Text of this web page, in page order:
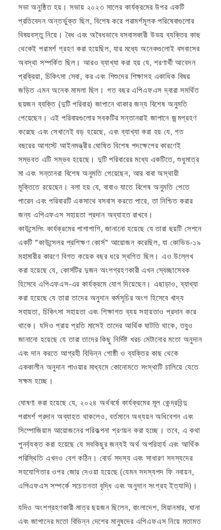
সভা অনুষ্ঠিত হয়। সভায় ২০২৩ সালের কার্যক্রমের উপর একটি
প্রতিবেদন অন্তর্ভুক্ত ছিল, বিশেষ করে পরামর্শমূলক পরিষেবাগুলোর
বিষয়বস্তু নিয়ে। বৈধ এবং অবৈধভাবে বসবাসকারী উভয় ব্যক্তির কাছ
থেকেই পরামর্শ গ্রহণ করা হয়েছিল, যার মধ্যে অনেকগুলোই বসবাসের
অবস্থা সম্পর্কিত ছিল। আরও ব্যাখ্যা করা হয় যে, শরণার্থী আবেদন
প্রক্রিয়া, চিকিৎসা সেবা, কর এবং শিশুদের শিক্ষাসহ একাধিক বিষয়
জড়িত এমন অনেক মামলা ছিল। গত বছর এপিএফএস দ্বারা সমর্থিত
ছয়জন ব্যক্তি (দুটি পরিবার) জাপানে থাকার জন্য বিশেষ অনুমতি
পেয়েছেন। এই পরিবারগুলোর সবকটির সন্তানরাই জাপানে জন্মগ্রহণ
করেছে এবং সেখানেই বড় হয়েছে, এবং ব্যাখ্যা করা হয় যে, গত
বছরের আগস্টে আইনমন্ত্রীর ঘোষিত বিশেষ পদক্ষেপের কারণেই
সম্ভবত এটি সম্ভব হয়েছে। দুটি পরিবারের মধ্যে একটিতে, শুধুমাত্র
মা এবং সন্তানরা বিশেষ অনুমতি পেয়েছেন, আর বাবা অস্থায়ী
মুক্তিতে রয়েছেন। বলা হয় যে, বাবাও যাতে বিশেষ অনুমতি পেতে
পারেন এবং পরিবারটি একসাথে বসবাস করতে পারে, তা নিশ্চিত করার
জন্য এপিএফএস সহায়তা প্রদান অব্যাহত রাখবে।
কাউন্সেলিং কার্যক্রমের পাশাপাশি, জানানো হয়েছে যে তারা ছয়টি সেশনে
একটি "কাউন্সেলর প্রশিক্ষণ কোর্স" আয়োজন করেছিল, যা কোভিড-১৯
মহামারীর কারণে বিগত কয়েক বছর ধরে স্থগিত ছিল। এও উল্লেখ
করা হয়েছে যে, কোর্সটির দুজন অংশগ্রহণকারী এখন স্বেচ্ছাসেবক
হিসেবে এপিএফএস-এর কার্যক্রমে যোগ দিয়েছেন। এছাড়াও, ব্যাখ্যা
করা হয়েছে যে তারা তাদের অনুদান কর্মসূচির অংশ হিসেবে খাদ্য
সহায়তা, চিকিৎসা সহায়তা এবং শিক্ষাগত ব্যয় সহায়তাও প্রদান করে
থাকে। যদিও প্রায় প্রতি মাসেই তাদের আর্থিক ঘাটতি থাকে, তবুও
জানানো হয়েছে যে তারা তাদের কিছু নির্দিষ্ট খরচ মেটানোর মতো অনুদান
এবং দান করতে আগ্রহী বিভিন্ন গোষ্ঠী ও ব্যক্তির কাছ থেকে
এককালীন অনুদান পাওয়ার মাধ্যমে কোনোমতে সংস্থাটি চালিয়ে যেতে
সক্ষম হচ্ছে।
ঘোষণা করা হয়েছে যে, ২০২৪ অর্থবর্ষে কার্যক্রমের মূল কেন্দ্রবিন্দু
পরামর্শ প্রদান অব্যাহত থাকলেও, বর্তমানে অধ্যয়ন অধিবেশন এবং
সিম্পোজিয়াম আয়োজনের পরিকল্পনা প্রণয়ন করা হচ্ছে। তবে, এ কথা
পুনর্ব্যক্ত করা হয়েছে যে সবকিছুর জন্যই অর্থ অপরিহার্য এবং আর্থিক
পরিস্থিতি এখনও বেশ কঠিন। বোর্ড সদস্য এবং সাধারণ সদস্যদের
সহযোগিতার ওপর জোর দেওয়া হয়েছে (যেমন সদস্যপদ ফি নবায়ন,
এপিএফএস সম্পর্কে সচেতনতা বৃদ্ধি এবং অনুদান সংগ্রহ ইত্যাদি)।
যদিও অংশগ্রহণকারী মাত্র ছয়জন ছিলেন, বাংলাদেশ, মিয়ানমার, ঘানা
এবং জাপানের মতো বিভিন্ন দেশের মানুষদের এপিএফএস নিয়ে মতামত